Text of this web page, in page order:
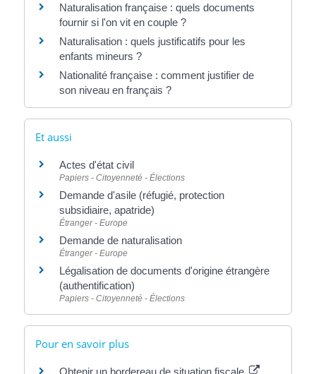
Naturalisation française : quels documents
fournir si l'on vit en couple ?
Naturalisation : quels justificatifs pour les
enfants mineurs ?
Nationalité française : comment justifier de
son niveau en français ?
Et aussi
Actes d'état civil
Papiers - Citoyenneté - Élections
Demande d'asile (réfugié, protection
subsidiaire, apatride)
Étranger - Europe
Demande de naturalisation
Étranger - Europe
Légalisation de documents d'origine étrangère
(authentification)
Papiers - Citoyenneté - Élections
Pour en savoir plus